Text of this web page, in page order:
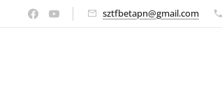
sztfbetapn@gmail.com